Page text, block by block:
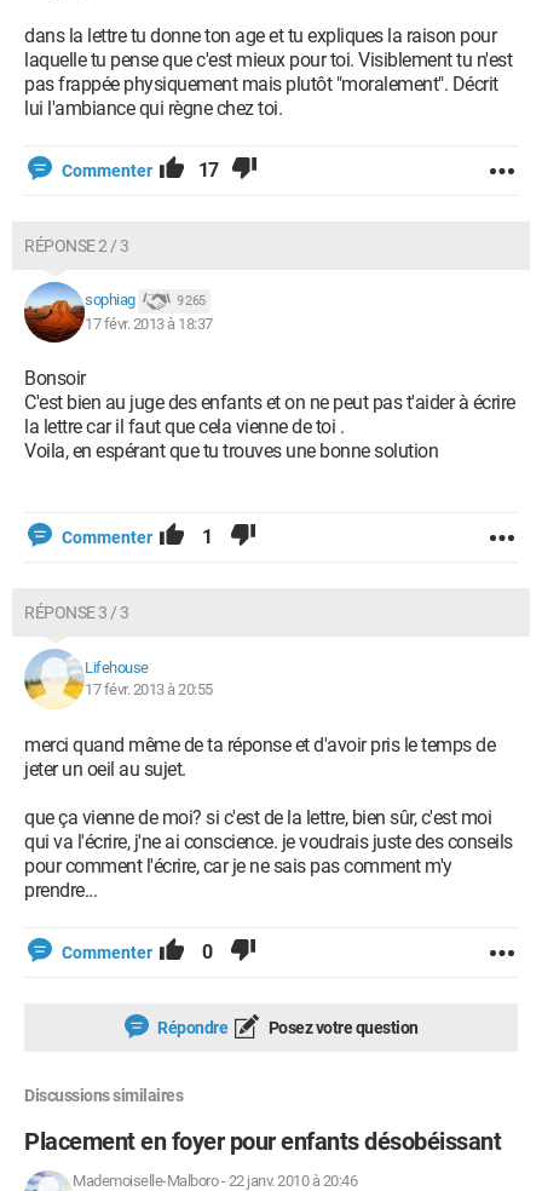
dans la lettre tu donne ton age et tu expliques la raison pour
laquelle tu pense que c'est mieux pour toi. Visiblement tu n'est
pas frappée physiquement mais plutôt "moralement". Décrit
lui l'ambiance qui règne chez toi.
Commenter 17
RÉPONSE 2 / 3
sophiag 9 265
17 févr. 2013 à 18:37
Bonsoir
C'est bien au juge des enfants et on ne peut pas t'aider à écrire
la lettre car il faut que cela vienne de toi .
Voila, en espérant que tu trouves une bonne solution
Commenter 1
RÉPONSE 3 / 3
Lifehouse
17 févr. 2013 à 20:55
merci quand même de ta réponse et d'avoir pris le temps de
jeter un oeil au sujet.
que ça vienne de moi? si c'est de la lettre, bien sûr, c'est moi
qui va l'écrire, j'ne ai conscience. je voudrais juste des conseils
pour comment l'écrire, car je ne sais pas comment m'y
prendre...
Commenter 0
Répondre Posez votre question
Discussions similaires
Placement en foyer pour enfants désobéissant
Mademoiselle-Malboro-22 janv. 2010 à 20:46